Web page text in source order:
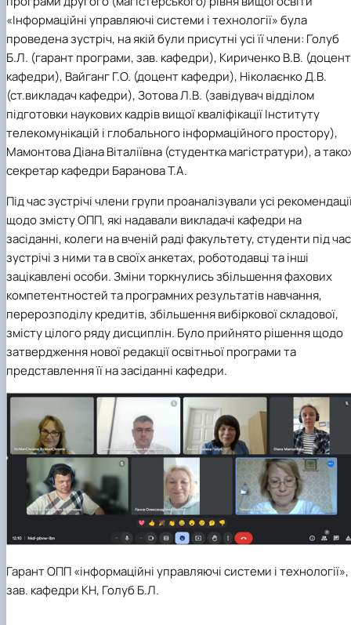
«Інформаційні управляючі системи і технології» була
проведена зустріч, на якій були присутні усі її члени: Голуб
Б.Л. (гарант програми, зав. кафедри), Кириченко В.В. (доцент
кафедри), Вайганг Г.О. (доцент кафедри), Ніколаєнко Д.В.
(ст.викладач кафедри), Зотова Л.В. (завідувач відділом
підготовки наукових кадрів вищої кваліфікації Інституту
телекомунікацій і глобального інформаційного простору),
Мамонтова Діана Віталіївна (студентка магістратури), а
секретар кафедри Баранова Т.А.
Під час зустрічі члени групи проаналізували усі
щодо змісту ОПП, які надавали викладачі кафедри на
засіданні, колеги на вченій раді факультету, студенти під час
зустрічі з ними та в своїх анкетах, роботодавці та інші
зацікавлені особи. Зміни торкнулись збільшення фахових
компетентностей та програмних результатів навчання,
перерозподілу кредитів, збільшення вибіркової складової,
змісту цілого ряду дисциплін. Було прийнято рішення щодо
затвердження нової редакції освітньої програми та
представлення її на засіданні кафедри.
Гарант ОПП «інформаційні управляючі системи і технології»,
зав. кафедри КН, Голуб Б.Л.